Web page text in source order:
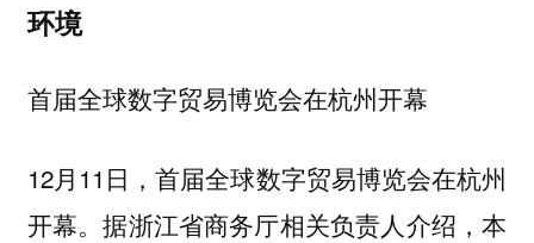
环境
首届全球数字贸易博览会在杭州开幕
12月11日，首届全球数字贸易博览会在杭州
开幕。据浙江省商务厅相关负责人介绍，本